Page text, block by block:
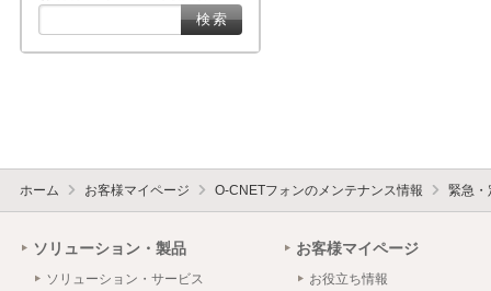
ホーム お客様マイページ O-CNETフォンのメンテナンス情報 緊急・
ソリューション・製品
ソリューション・サービス
お客様マイページ
お役立ち情報